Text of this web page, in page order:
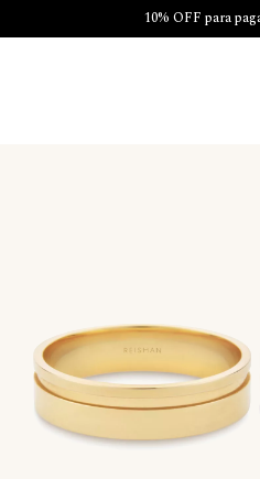
10% OFF para